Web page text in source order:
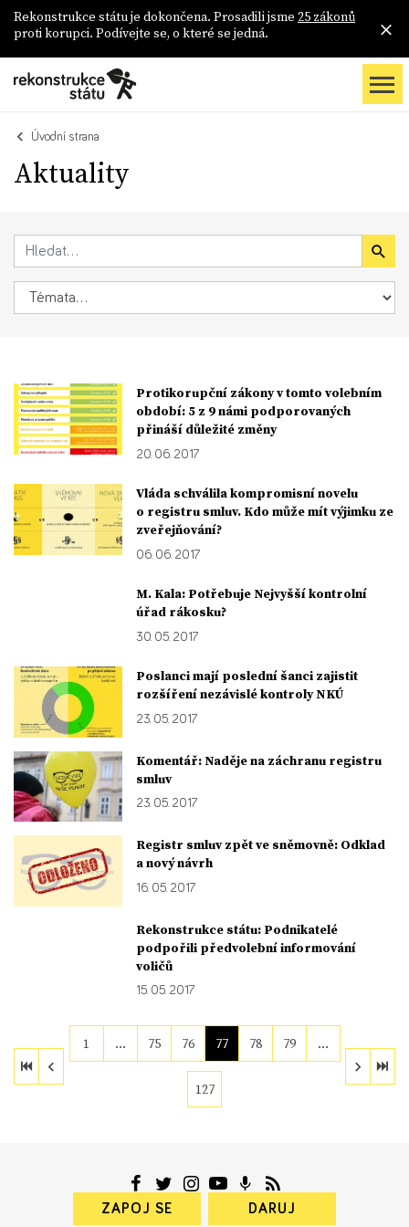
Rekonstrukce státu je dokončena. Prosadili jsme 25 zákonů
proti korupci. Podívejte se, o které se jedná.
Úvodní strana
Aktuality
Protikorupční zákony v tomto volebním
období: 5 z 9 námi podporovaných
přináší důležité změny
20. 06. 2017
Vláda schválila kompromisní novelu
o registru smluv. Kdo může mít výjimku ze
zveřejňování?
06. 06. 2017
M. Kala: Potřebuje Nejvyšší kontrolní
úřad rákosku?
30. 05. 2017
Poslanci mají poslední šanci zajistit
rozšíření nezávislé kontroly NKÚ
23. 05. 2017
Komentář: Naděje na záchranu registru
smluv
23. 05. 2017
Registr smluv zpět ve sněmovně: Odklad
a nový návrh
16. 05. 2017
Rekonstrukce státu: Podnikatelé
podpořili předvolební informování
voličů
15. 05. 2017
1 … 75 76 77 78 79 …
127
ZAPOJ SE DARUJ